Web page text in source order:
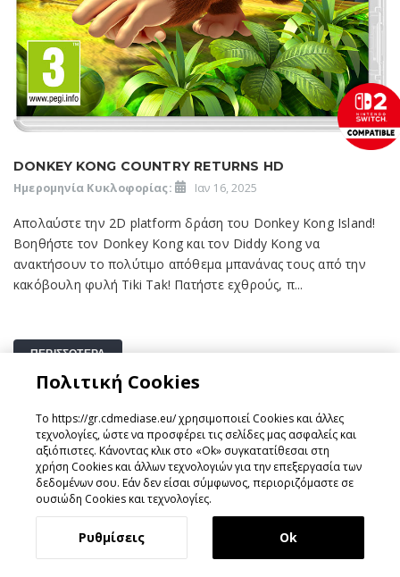
DONKEY KONG COUNTRY RETURNS HD
Ημερομηνία Κυκλοφορίας: Ιαν 16, 2025
Απολαύστε την 2D platform δράση του Donkey Kong Island!
Βοηθήστε τον Donkey Kong και τον Diddy Kong να
ανακτήσουν το πολύτιμο απόθεμα μπανάνας τους από την
κακόβουλη φυλή Tiki Tak! Πατήστε εχθρούς, π...
ΠΕΡΙΣΣΟΤΕΡΑ
Πολιτική Cookies
Το https://gr.cdmediase.eu/ χρησιμοποιεί Cookies και άλλες
τεχνολογίες, ώστε να προσφέρει τις σελίδες μας ασφαλείς και
αξιόπιστες. Κάνοντας κλικ στο «Ok» συγκατατίθεσαι στη
χρήση Cookies και άλλων τεχνολογιών για την επεξεργασία των
δεδομένων σου. Εάν δεν είσαι σύμφωνος, περιοριζόμαστε σε
ουσιώδη Cookies και τεχνολογίες.
Ρυθμίσεις Ok